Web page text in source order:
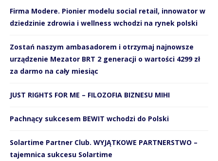
Firma Modere. Pionier modelu social retail, innowator w
dziedzinie zdrowia i wellness wchodzi na rynek polski
Zostań naszym ambasadorem i otrzymaj najnowsze
urządzenie Mezator BRT 2 generacji o wartości 4299 zł
za darmo na cały miesiąc
JUST RIGHTS FOR ME – FILOZOFIA BIZNESU MIHI
Pachnący sukcesem BEWIT wchodzi do Polski
Solartime Partner Club. WYJĄTKOWE PARTNERSTWO –
tajemnica sukcesu Solartime